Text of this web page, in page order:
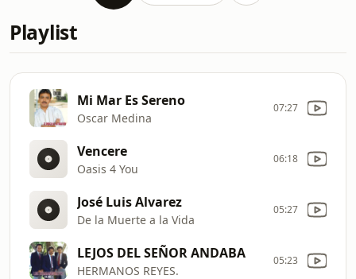
Playlist
Mi Mar Es Sereno
Oscar Medina
07:27
Vencere
Oasis 4 You
06:18
José Luis Alvarez
De la Muerte a la Vida
05:27
LEJOS DEL SEÑOR ANDABA
HERMANOS REYES.
05:23